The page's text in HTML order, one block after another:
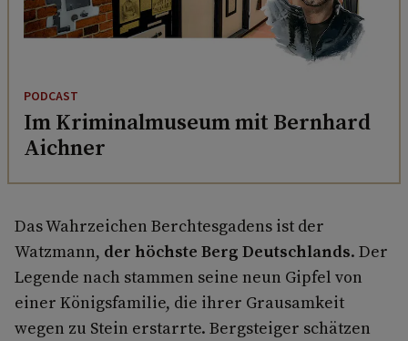
PODCAST
Im Kriminalmuseum mit Bernhard
Aichner
Das Wahrzeichen Berchtesgadens ist der
Watzmann, der höchste Berg Deutschlands. Der
Legende nach stammen seine neun Gipfel von
einer Königsfamilie, die ihrer Grausamkeit
wegen zu Stein erstarrte. Bergsteiger schätzen